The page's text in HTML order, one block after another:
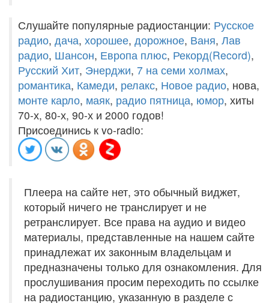
Слушайте популярные радиостанции: Русское
радио, дача, хорошее, дорожное, Ваня, Лав
радио, Шансон, Европа плюс, Рекорд(Record),
Русский Хит, Энерджи, 7 на семи холмах,
романтика, Камеди, релакс, Новое радио, нова,
монте карло, маяк, радио пятница, юмор, хиты
70-х, 80-х, 90-х и 2000 годов!
Присоединись к vo-radio:
Плеера на сайте нет, это обычный виджет,
который ничего не транслирует и не
ретранслирует. Все права на аудио и видео
материалы, представленные на нашем сайте
принадлежат их законным владельцам и
предназначены только для ознакомления. Для
прослушивания просим переходить по ссылке
на радиостанцию, указанную в разделе с